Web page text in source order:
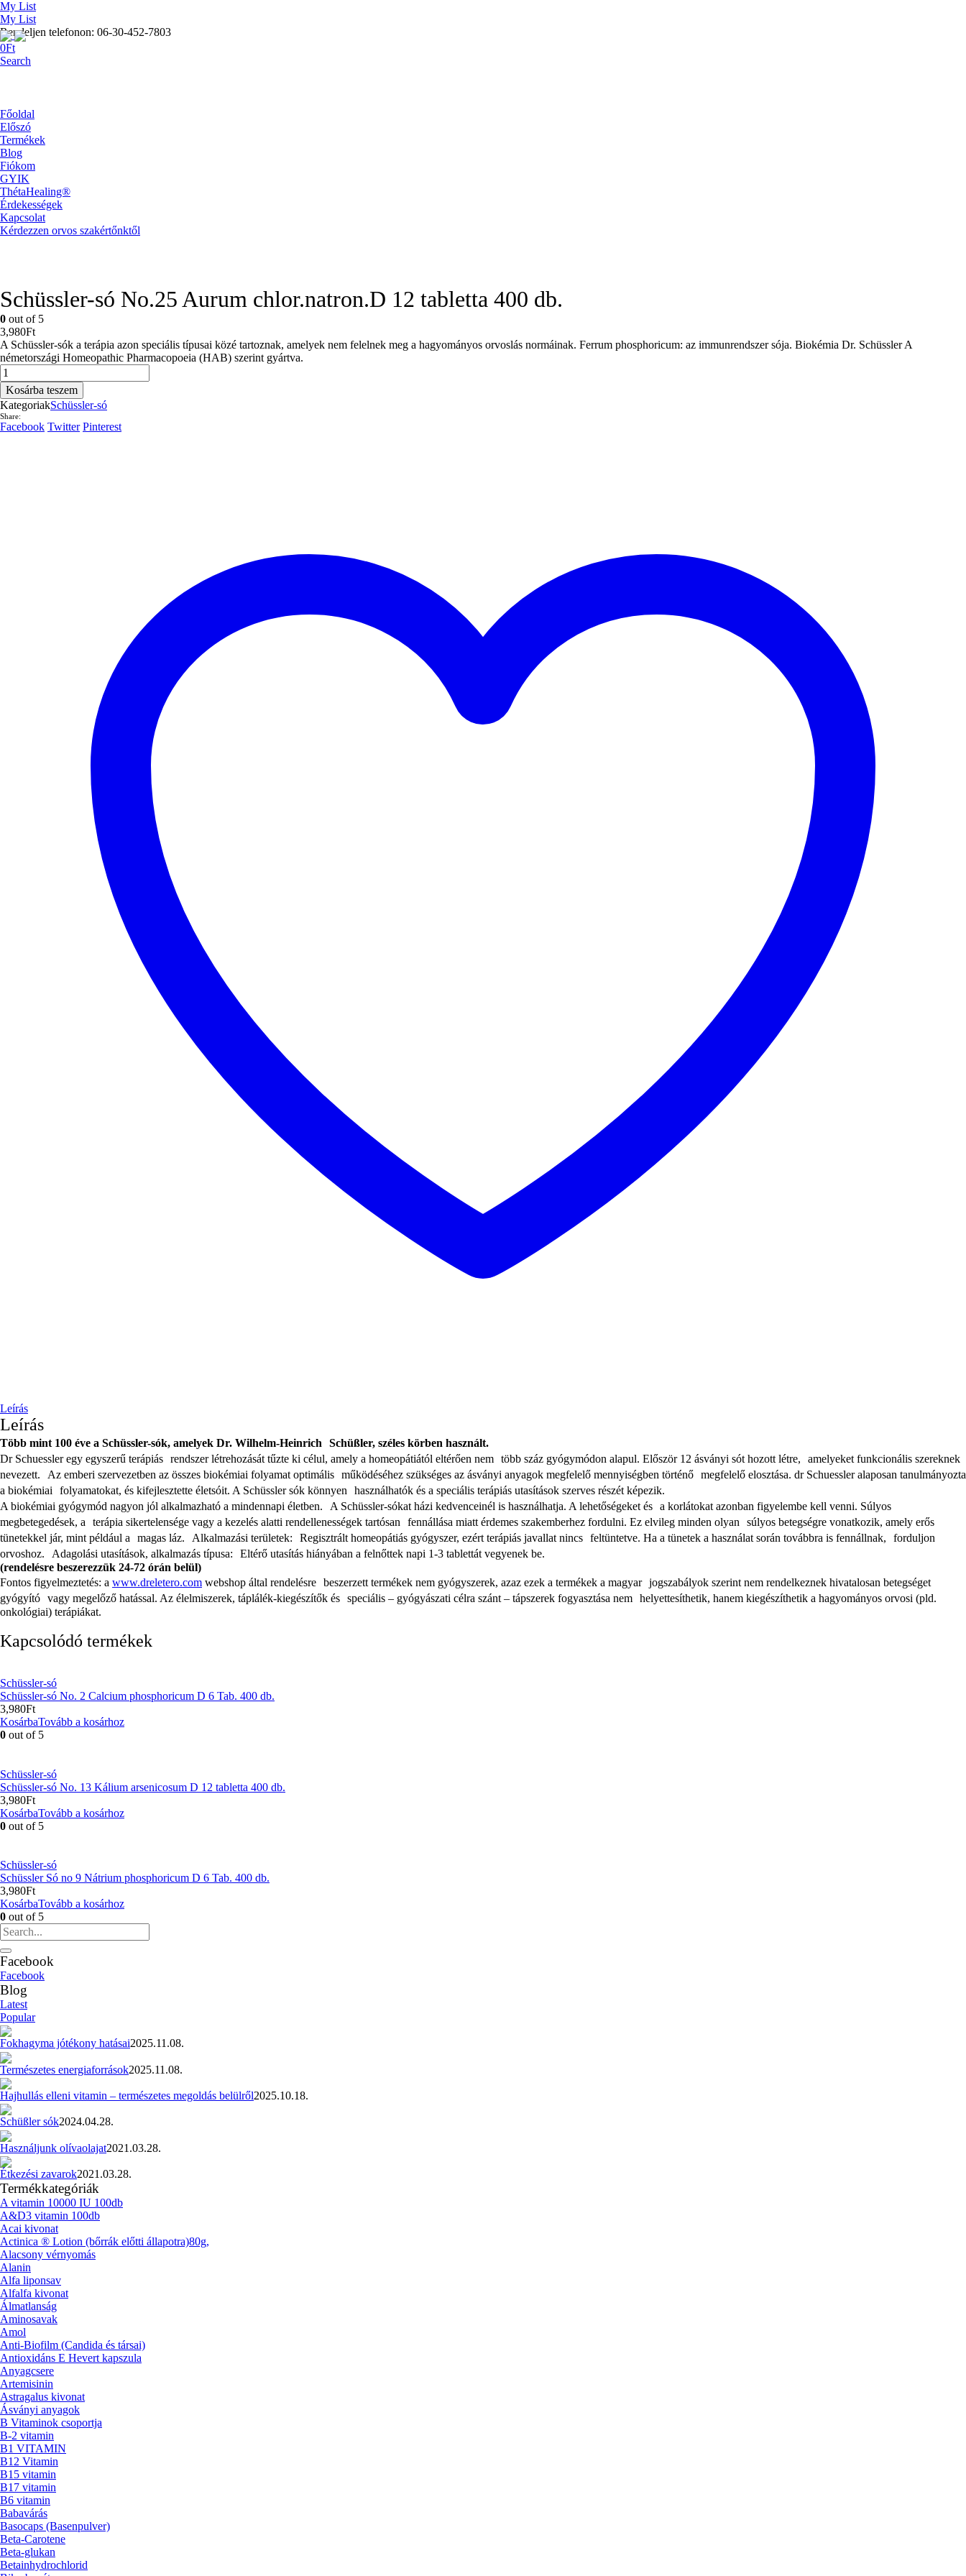
My List
My List
Rendeljen telefonon: 06-30-452-7803
0Ft
Search
Főoldal
Előszó
Termékek
Blog
Fiókom
GYIK
ThétaHealing®
Érdekességek
Kapcsolat
Kérdezzen orvos szakértőnktől
Schüssler-só No.25 Aurum chlor.natron.D 12 tabletta 400 db.
0 out of 5
3,980Ft
A Schüssler-sók a terápia azon speciális típusai közé tartoznak, amelyek nem felelnek meg a hagyományos orvoslás normáinak. Ferrum phosphoricum: az immunrendszer sója. Biokémia Dr. Schüssler A
németországi Homeopathic Pharmacopoeia (HAB) szerint gyártva.
Schüssler-
só
No.25
Aurum
chlor.natron.D
12
Kosárba teszem
KategoriakSchüssler-só
Share:
Facebook Twitter Pinterest
Leírás
Leírás
Több mint 100 éve a Schüssler-sók, amelyek Dr. Wilhelm-Heinrich Schüßler, széles körben használt.
Dr Schuessler egy egyszerű terápiás rendszer létrehozását tűzte ki célul, amely a homeopátiától eltérően nem több száz gyógymódon alapul. Először 12 ásványi sót hozott létre, amelyeket funkcionális szereknek
nevezett. Az emberi szervezetben az összes biokémiai folyamat optimális működéséhez szükséges az ásványi anyagok megfelelő mennyiségben történő megfelelő elosztása. dr Schuessler alaposan tanulmányozta
a biokémiai folyamatokat, és kifejlesztette életsóit. A Schüssler sók könnyen használhatók és a speciális terápiás utasítások szerves részét képezik.
A biokémiai gyógymód nagyon jól alkalmazható a mindennapi életben. A Schüssler-sókat házi kedvenceinél is használhatja. A lehetőségeket és a korlátokat azonban figyelembe kell venni. Súlyos
megbetegedések, a terápia sikertelensége vagy a kezelés alatti rendellenességek tartósan fennállása miatt érdemes szakemberhez fordulni. Ez elvileg minden olyan súlyos betegségre vonatkozik, amely erős
tünetekkel jár, mint például a magas láz. Alkalmazási területek: Regisztrált homeopátiás gyógyszer, ezért terápiás javallat nincs feltüntetve. Ha a tünetek a használat során továbbra is fennállnak, forduljon
orvoshoz. Adagolási utasítások, alkalmazás típusa: Eltérő utasítás hiányában a felnőttek napi 1-3 tablettát vegyenek be.
(rendelésre beszerezzük 24-72 órán belül)
Fontos figyelmeztetés: a www.dreletero.com webshop által rendelésre beszerzett termékek nem gyógyszerek, azaz ezek a termékek a magyar jogszabályok szerint nem rendelkeznek hivatalosan betegséget
gyógyító vagy megelőző hatással. Az élelmiszerek, táplálék-kiegészítők és speciális – gyógyászati célra szánt – tápszerek fogyasztása nem helyettesíthetik, hanem kiegészíthetik a hagyományos orvosi (pld.
onkológiai) terápiákat.
Kapcsolódó termékek
Schüssler-só
Schüssler-só No. 2 Calcium phosphoricum D 6 Tab. 400 db.
3,980Ft
KosárbaTovább a kosárhoz
0 out of 5
Schüssler-só
Schüssler-só No. 13 Kálium arsenicosum D 12 tabletta 400 db.
3,980Ft
KosárbaTovább a kosárhoz
0 out of 5
Schüssler-só
Schüssler Só no 9 Nátrium phosphoricum D 6 Tab. 400 db.
3,980Ft
KosárbaTovább a kosárhoz
0 out of 5
Facebook
Facebook
Blog
Latest
Popular
Fokhagyma jótékony hatásai2025.11.08.
Természetes energiaforrások2025.11.08.
Hajhullás elleni vitamin – természetes megoldás belülről2025.10.18.
Schüßler sók2024.04.28.
Használjunk olívaolajat2021.03.28.
Étkezési zavarok2021.03.28.
Termékkategóriák
A vitamin 10000 IU 100db
A&D3 vitamin 100db
Acai kivonat
Actinica ® Lotion (bőrrák előtti állapotra)80g,
Alacsony vérnyomás
Alanin
Alfa liponsav
Alfalfa kivonat
Álmatlanság
Aminosavak
Amol
Anti-Biofilm (Candida és társai)
Antioxidáns E Hevert kapszula
Anyagcsere
Artemisinin
Astragalus kivonat
Ásványi anyagok
B Vitaminok csoportja
B-2 vitamin
B1 VITAMIN
B12 Vitamin
B15 vitamin
B17 vitamin
B6 vitamin
Babavárás
Basocaps (Basenpulver)
Beta-Carotene
Beta-glukan
Betainhydrochlorid